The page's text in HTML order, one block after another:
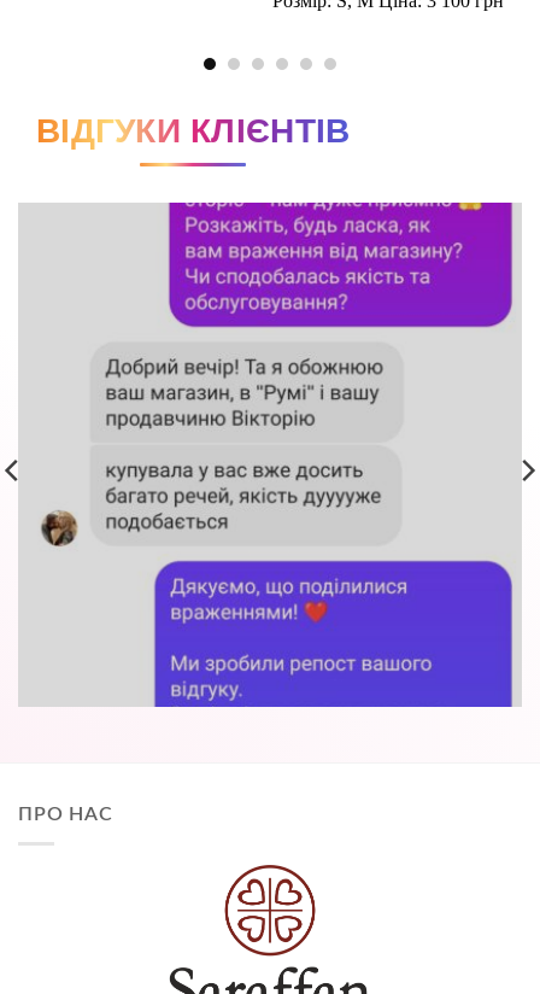
ВІДГУКИ КЛІЄНТІВ
ПРО НАС